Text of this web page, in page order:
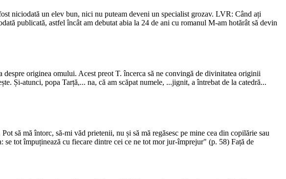
niciodată un elev bun, nici nu puteam deveni un specialist grozav. LVR: Când ați
publicată, astfel încât am debutat abia la 24 de ani cu romanul M-am hotărât să devin
originea omului. Acest preot T. încerca să ne convingă de divinitatea originii
Și-atunci, popa Tarță,... na, că am scăpat numele, ...jignit, a întrebat de la catedră...
să mă întorc, să-mi văd prietenii, nu și să mă regăsesc pe mine cea din copilărie sau
tot împuținează cu fiecare dintre cei ce ne tot mor jur-împrejur" (p. 58) Față de